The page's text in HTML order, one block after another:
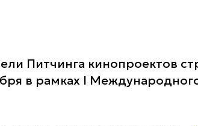
Питчинга кинопроектов
в рамках I